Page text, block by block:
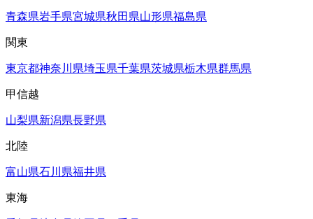
青森県岩手県宮城県秋田県山形県福島県
関東
東京都神奈川県埼玉県千葉県茨城県栃木県群馬県
甲信越
山梨県新潟県長野県
北陸
富山県石川県福井県
東海